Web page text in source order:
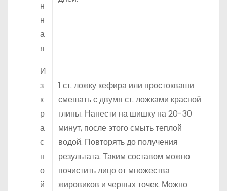
н
н
а
я
И
з
к
р
а
с
н
о
й
1 ст. ложку кефира или простокваши
смешать с двумя ст. ложками красной
глины. Нанести на шишку на 20-30
минут, после этого смыть теплой
водой. Повторять до получения
результата. Таким составом можно
почистить лицо от множества
жировиков и черных точек. Можно